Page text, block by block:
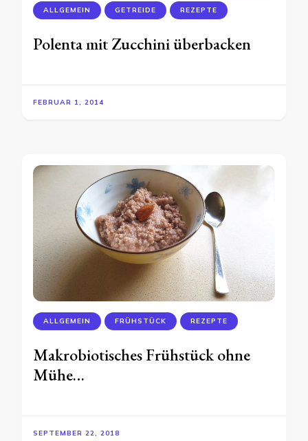
ALLGEMEIN GETREIDE REZEPTE
Polenta mit Zucchini überbacken
FEBRUAR 1, 2014
ALLGEMEIN FRÜHSTÜCK REZEPTE
Makrobiotisches Frühstück ohne
Mühe…
SEPTEMBER 22, 2018